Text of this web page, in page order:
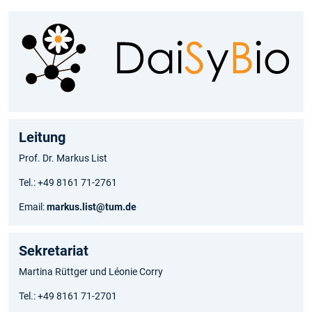
Leitung
Prof. Dr. Markus List
Tel.: +49 8161 71-2761
Email:markus.list@tum.de
Sekretariat
Martina Rüttger und Léonie Corry
Tel.: +49 8161 71-2701